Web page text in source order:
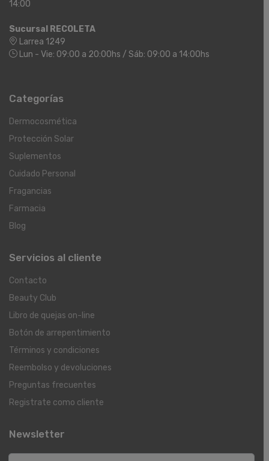
14:00
Sucursal RECOLETA
Larrea 1249
Lun - Vie: 09:00 a 20:00hs / Sáb: 09:00 a 14:00hs
Categorías
Dermocosmética
Protección Solar
Suplementos
Cuidado Personal
Fragancias
Farmacia
Blog
Servicios al cliente
Contacto
Beauty Club
Libro de quejas on-line
Botón de arrepentimiento
Términos y condiciones
Reembolso y devoluciones
Preguntas frecuentes
Registrate como cliente
Newsletter